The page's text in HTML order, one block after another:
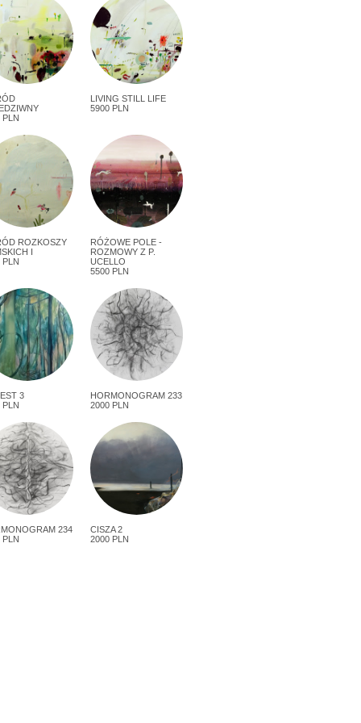
PLN
LIVING STILL LIFE
5900 PLN
ROZKOSZY
I
PLN
RÓŻOWE POLE -
ROZMOWY Z P.
UCELLO
5500 PLN
3
PLN
HORMONOGRAM 233
2000 PLN
234
PLN
CISZA 2
2000 PLN